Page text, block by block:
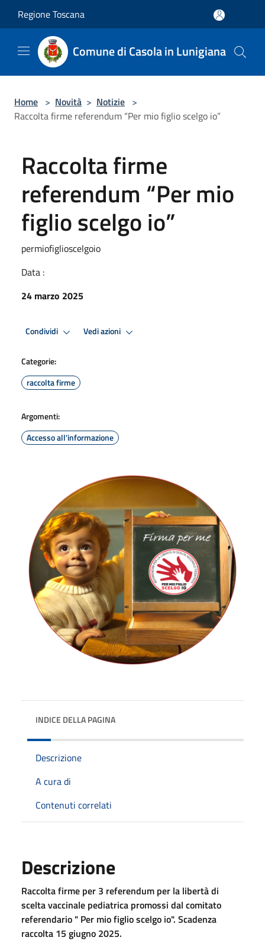
Regione Toscana
Comune di Casola in Lunigiana
Home > Novità > Notizie >
Raccolta firme referendum “Per mio figlio scelgo io”
Raccolta firme
referendum “Per mio
figlio scelgo io”
permiofiglioscelgoio
Data :
24 marzo 2025
Condividi Vedi azioni
Categorie:
raccolta firme
Argomenti:
Accesso all'informazione
INDICE DELLA PAGINA
Descrizione
A cura di
Contenuti correlati
Descrizione
Raccolta firme per 3 referendum per la libertà di
scelta vaccinale pediatrica promossi dal comitato
referendario " Per mio figlio scelgo io". Scadenza
raccolta 15 giugno 2025.